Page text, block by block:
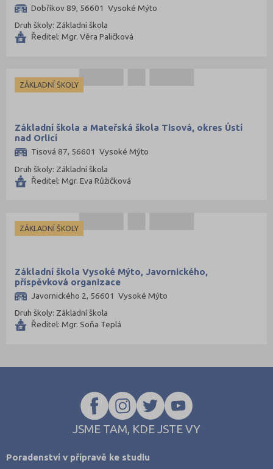
Dobříkov 89, 56601 Vysoké Mýto
Druh školy: Základní škola
Ředitel: Mgr. Věra Paličková
ZÁKLADNÍ ŠKOLY
Základní škola a Mateřská škola Tisová, okres Ústí
nad Orlicí
Tisová 87, 56601 Vysoké Mýto
Druh školy: Základní škola
Ředitel: Mgr. Eva Růžičková
ZÁKLADNÍ ŠKOLY
Základní škola Vysoké Mýto, Javornického,
příspěvková organizace
Javornického 2, 56601 Vysoké Mýto
Druh školy: Základní škola
Ředitel: Mgr. Soňa Teplá
JSME TAM, KDE JSTE VY
Poradenství v přípravě ke studiu